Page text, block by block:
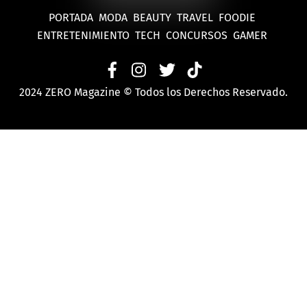
PORTADA MODA BEAUTY TRAVEL FOODIE
ENTRETENIMIENTO TECH CONCURSOS GAMER
2024 ZERO Magazine © Todos los Derechos Reservado.